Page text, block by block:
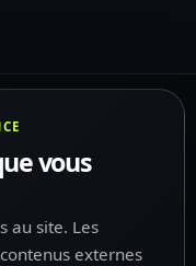
vous
au site. Les
externes